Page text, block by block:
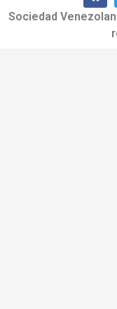
Sociedad